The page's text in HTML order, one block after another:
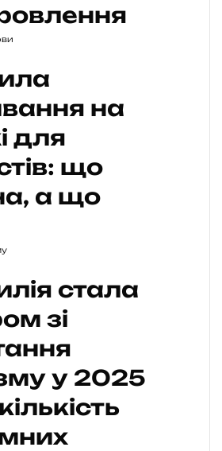
на
для
що
а що
стала
зі
у 2025